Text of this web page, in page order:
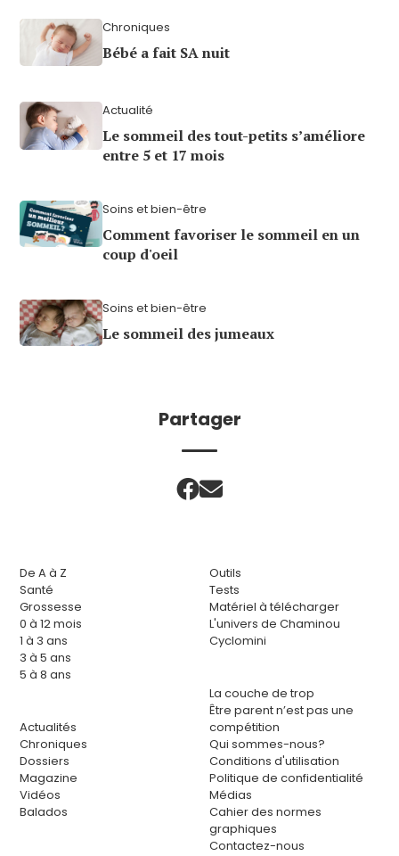
Chroniques
Bébé a fait SA nuit
Actualité
Le sommeil des tout-petits s’améliore
entre 5 et 17 mois
Soins et bien-être
Comment favoriser le sommeil en un
coup d'oeil
Soins et bien-être
Le sommeil des jumeaux
Partager
De A à Z
Santé
Grossesse
0 à 12 mois
1 à 3 ans
3 à 5 ans
5 à 8 ans
Actualités
Chroniques
Dossiers
Magazine
Vidéos
Balados
Outils
Tests
Matériel à télécharger
L'univers de Chaminou
Cyclomini
La couche de trop
Être parent n’est pas une
compétition
Qui sommes-nous?
Conditions d'utilisation
Politique de confidentialité
Médias
Cahier des normes
graphiques
Contactez-nous